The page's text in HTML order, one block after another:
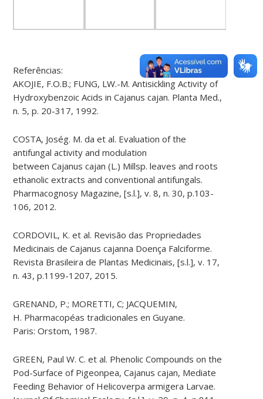
Referências:
AKOJIE, F.O.B.; FUNG, LW.-M. Antisickling Activity of
Hydroxybenzoic Acids in Cajanus cajan. Planta Med.,
n. 5, p. 20-317, 1992.
COSTA, Joség. M. da et al. Evaluation of the
antifungal activity and modulation
between Cajanus cajan (L.) Millsp. leaves and roots
ethanolic extracts and conventional antifungals.
Pharmacognosy Magazine, [s.l.], v. 8, n. 30, p.103-
106, 2012.
CORDOVIL, K. et al. Revisão das Propriedades
Medicinais de Cajanus cajanna Doença Falciforme.
Revista Brasileira de Plantas Medicinais, [s.l.], v. 17,
n. 43, p.1199-1207, 2015.
GRENAND, P.; MORETTI, C; JACQUEMIN,
H. Pharmacopéas tradicionales en Guyane.
Paris: Orstom, 1987.
GREEN, Paul W. C. et al. Phenolic Compounds on the
Pod-Surface of Pigeonpea, Cajanus cajan, Mediate
Feeding Behavior of Helicoverpa armigera Larvae.